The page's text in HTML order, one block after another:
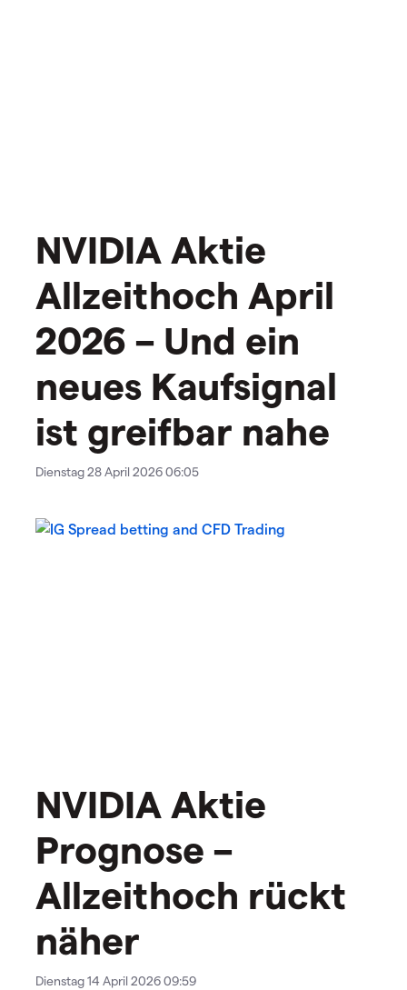
NVIDIA Aktie
Allzeithoch April
2026 – Und ein
neues Kaufsignal
ist greifbar nahe
Dienstag 28 April 2026 06:05
NVIDIA Aktie
Prognose –
Allzeithoch rückt
näher
Dienstag 14 April 2026 09:59